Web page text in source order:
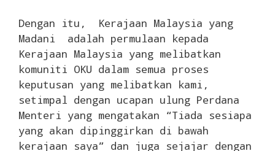
Dengan itu, Kerajaan Malaysia yang
Madani adalah permulaan kepada
Kerajaan Malaysia yang melibatkan
komuniti OKU dalam semua proses
keputusan yang melibatkan kami,
setimpal dengan ucapan ulung Perdana
Menteri yang mengatakan “Tiada sesiapa
yang akan dipinggirkan di bawah
kerajaan saya” dan juga sejajar dengan